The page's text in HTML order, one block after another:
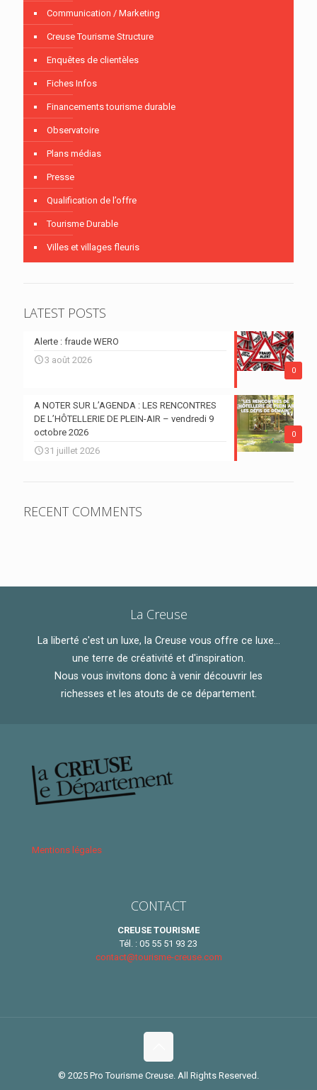
Communication / Marketing
Creuse Tourisme Structure
Enquêtes de clientèles
Fiches Infos
Financements tourisme durable
Observatoire
Plans médias
Presse
Qualification de l’offre
Tourisme Durable
Villes et villages fleuris
LATEST POSTS
0
Alerte : fraude WERO
3 août 2026
0
A NOTER SUR L’AGENDA : LES RENCONTRES
DE L’HÔTELLERIE DE PLEIN-AIR – vendredi 9
octobre 2026
31 juillet 2026
RECENT COMMENTS
La Creuse
La liberté c'est un luxe, la Creuse vous offre ce luxe...
une terre de créativité et d'inspiration.
Nous vous invitons donc à venir découvrir les
richesses et les atouts de ce département.
Mentions légales
CONTACT
CREUSE TOURISME
Tél. : 05 55 51 93 23
contact@tourisme-creuse.com
© 2025 Pro Tourisme Creuse. All Rights Reserved.